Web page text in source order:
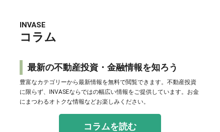
INVASE
コラム
最新の不動産投資・金融情報を知ろう
豊富なカテゴリーから最新情報を無料で閲覧できます。不動産投資
に限らず、INVASEならではの幅広い情報をご提供しています。お金
にまつわるオトクな情報などお楽しみください。
コラムを読む